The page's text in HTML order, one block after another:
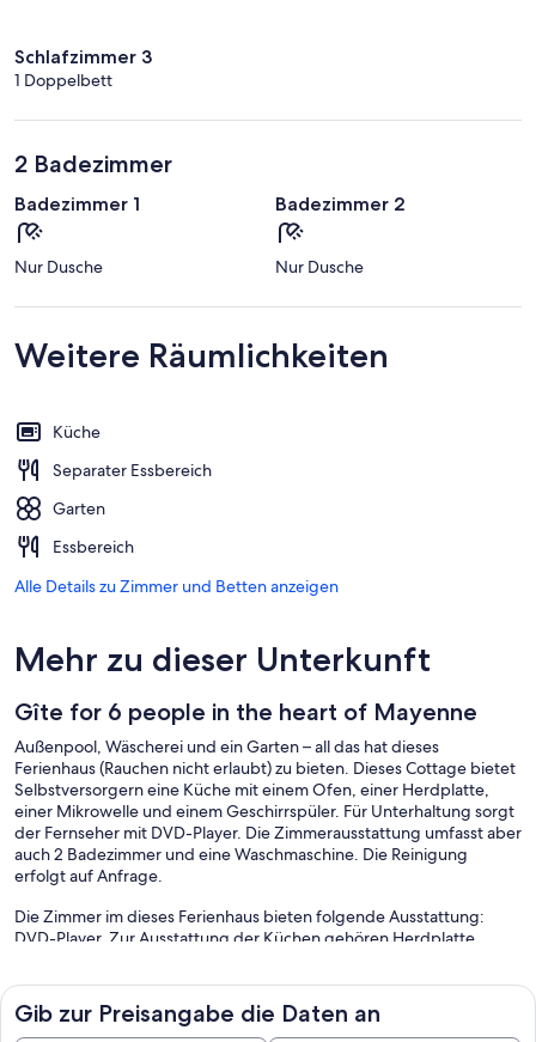
Schlafzimmer 3
1 Doppelbett
2 Badezimmer
Badezimmer 1
Nur Dusche
Badezimmer 2
Nur Dusche
Weitere Räumlichkeiten
Küche
Separater Essbereich
Garten
Essbereich
Alle Details zu Zimmer und Betten anzeigen
Mehr zu dieser Unterkunft
Gîte for 6 people in the heart of Mayenne
Außenpool, Wäscherei und ein Garten – all das hat dieses
Ferienhaus (Rauchen nicht erlaubt) zu bieten. Dieses Cottage bietet
Selbstversorgern eine Küche mit einem Ofen, einer Herdplatte,
einer Mikrowelle und einem Geschirrspüler. Für Unterhaltung sorgt
der Fernseher mit DVD-Player. Die Zimmerausstattung umfasst aber
auch 2 Badezimmer und eine Waschmaschine. Die Reinigung
erfolgt auf Anfrage.
Die Zimmer im dieses Ferienhaus bieten folgende Ausstattung:
DVD-Player. Zur Ausstattung der Küchen gehören Herdplatte,
Badausstattung gehört Folgendes: Duschen. Der Reinigungsservice
wird auf Anfrage angeboten.
Gib zur Preisangabe die Daten an